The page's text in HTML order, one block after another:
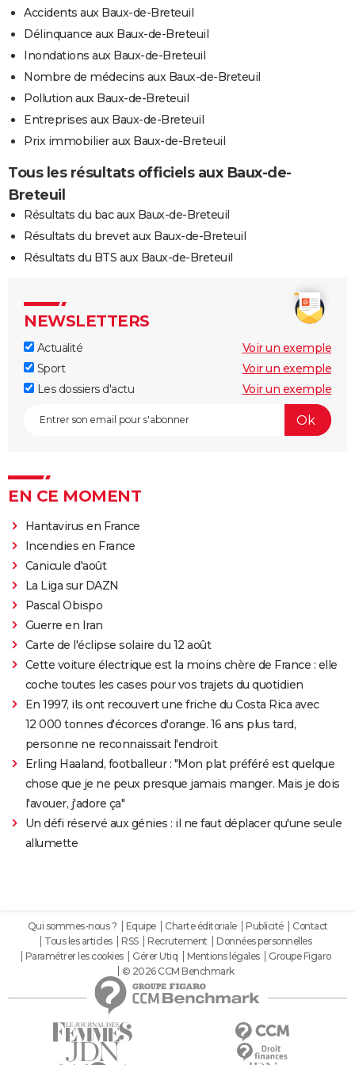
Accidents aux Baux-de-Breteuil
Délinquance aux Baux-de-Breteuil
Inondations aux Baux-de-Breteuil
Nombre de médecins aux Baux-de-Breteuil
Pollution aux Baux-de-Breteuil
Entreprises aux Baux-de-Breteuil
Prix immobilier aux Baux-de-Breteuil
Tous les résultats officiels aux Baux-de-
Breteuil
Résultats du bac aux Baux-de-Breteuil
Résultats du brevet aux Baux-de-Breteuil
Résultats du BTS aux Baux-de-Breteuil
NEWSLETTERS
Actualité
Voir un exemple
Sport
Voir un exemple
Les dossiers d'actu
Voir un exemple
EN CE MOMENT
Hantavirus en France
Incendies en France
Canicule d'août
La Liga sur DAZN
Pascal Obispo
Guerre en Iran
Carte de l'éclipse solaire du 12 août
Cette voiture électrique est la moins chère de France : elle
coche toutes les cases pour vos trajets du quotidien
En 1997, ils ont recouvert une friche du Costa Rica avec
12 000 tonnes d'écorces d'orange. 16 ans plus tard,
personne ne reconnaissait l'endroit
Erling Haaland, footballeur : "Mon plat préféré est quelque
chose que je ne peux presque jamais manger. Mais je dois
l'avouer, j'adore ça"
Un défi réservé aux génies : il ne faut déplacer qu'une seule
allumette
Qui sommes-nous ? Equipe Charte éditoriale Publicité
Contact
Tous les articles
RSS Recrutement
Données personnelles
Paramétrer les cookies
Gérer Utiq Mentions légales
Groupe Figaro
© 2026 CCM Benchmark